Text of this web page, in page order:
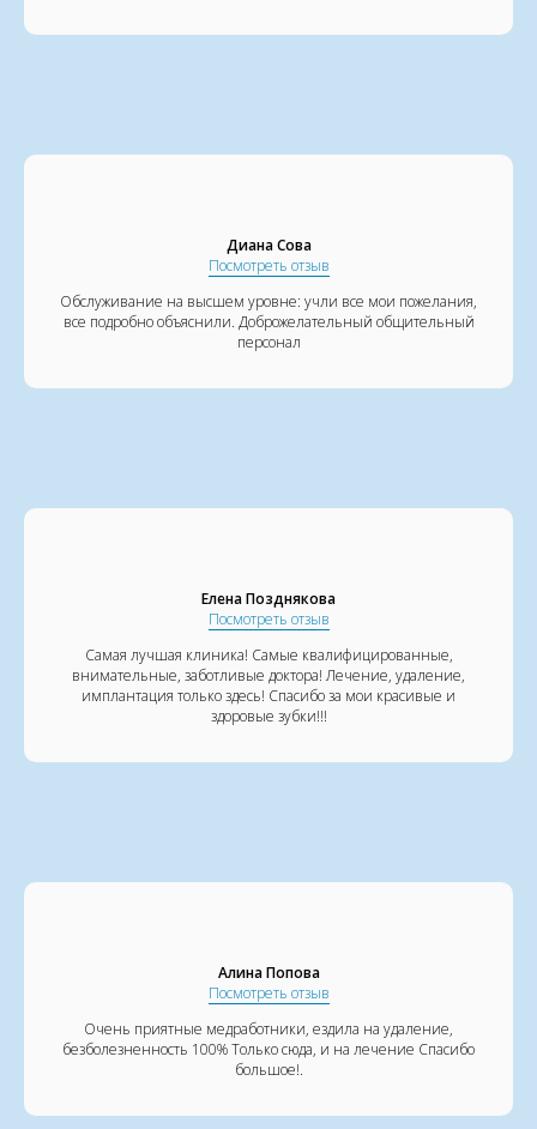
Диана Сова
Посмотреть отзыв
Обслуживание на высшем уровне: учли все мои пожелания,
все подробно объяснили. Доброжелательный общительный
персонал
​Елена Позднякова
Посмотреть отзыв
Самая лучшая клиника! Самые квалифицированные,
внимательные, заботливые доктора! Лечение, удаление,
имплантация только здесь! Спасибо за мои красивые и
здоровые зубки!!!
Алина Попова
Посмотреть отзыв
Очень приятные медработники, ездила на удаление,
безболезненность 100% Только сюда, и на лечение Спасибо
большое!.